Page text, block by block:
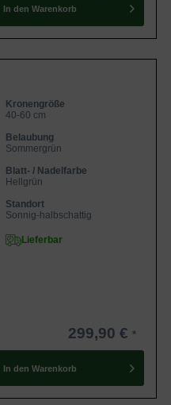
In den Warenkorb
Kronengröße
40-60 cm
Belaubung
Sommergrün
Blatt- / Nadelfarbe
Hellgrün
Standort
Sonnig-halbschattig
Lieferbar
299,90 €
In den Warenkorb